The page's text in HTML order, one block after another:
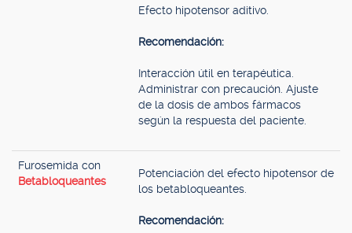
Efecto hipotensor aditivo.
Recomendación:
Interacción útil en terapéutica.
Administrar con precaución. Ajuste
de la dosis de ambos fármacos
según la respuesta del paciente.
Furosemida con
Betabloqueantes
Potenciación del efecto hipotensor de
los betabloqueantes.
Recomendación: